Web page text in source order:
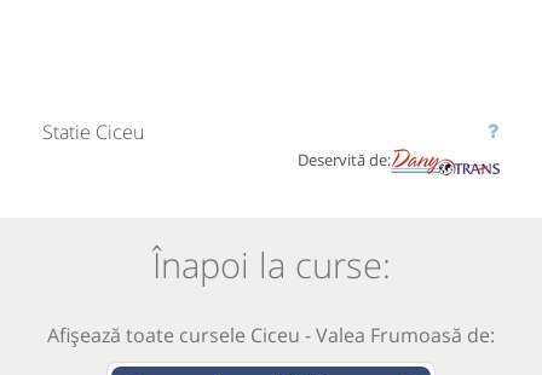
Statie Ciceu
Deservită de:
Înapoi la curse:
Afișează toate cursele Ciceu - Valea Frumoasă de: